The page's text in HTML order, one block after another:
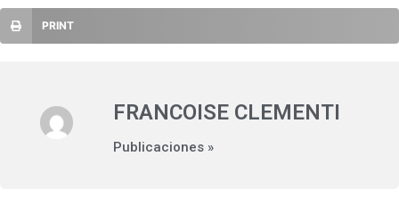
PRINT
FRANCOISE CLEMENTI
Publicaciones »